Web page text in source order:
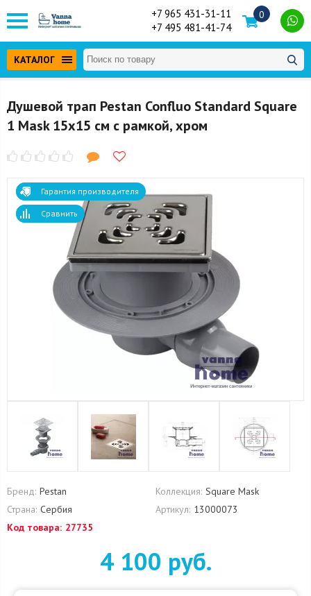
+7 965 431-31-11
+7 495 481-41-74
0
КАТАЛОГ
Душевой трап Pestan Confluo Standard Square
1 Mask 15x15 см с рамкой, хром
Гарантия производителя
Сравнить
Бренд: Pestan Коллекция: Square Mask
Страна: Сербия Артикул: 13000073
Код товара: 27735
4 100 руб.